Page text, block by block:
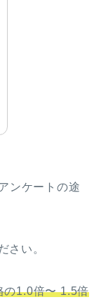
ンケートの途
さい。
の1.0倍〜 1.5倍